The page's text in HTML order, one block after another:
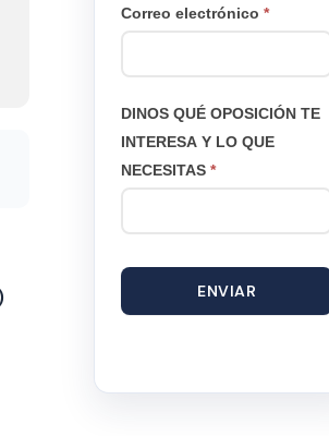
Correo electrónico*
DINOS QUÉ OPOSICIÓN TE
INTERESA Y LO QUE
NECESITAS*
ENVIAR